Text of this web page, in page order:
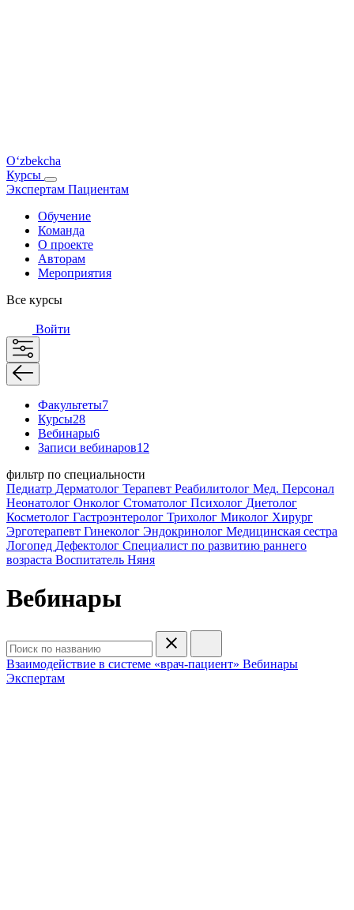
O‘zbekcha
Курсы
Экспертам Пациентам
Обучение
Команда
О проекте
Авторам
Мероприятия
Все курсы
Войти
Факультеты7
Курсы28
Вебинары6
Записи вебинаров12
фильтр по специальности
Педиатр Дерматолог Терапевт Реабилитолог Мед. Персонал
Неонатолог Онколог Стоматолог Психолог Диетолог
Косметолог Гастроэнтеролог Трихолог Миколог Хирург
Эрготерапевт Гинеколог Эндокринолог Медицинская сестра
Логопед Дефектолог Специалист по развитию раннего
возраста Воспитатель Няня
Вебинары
Взаимодействие в системе «врач-пациент» Вебинары
Экспертам